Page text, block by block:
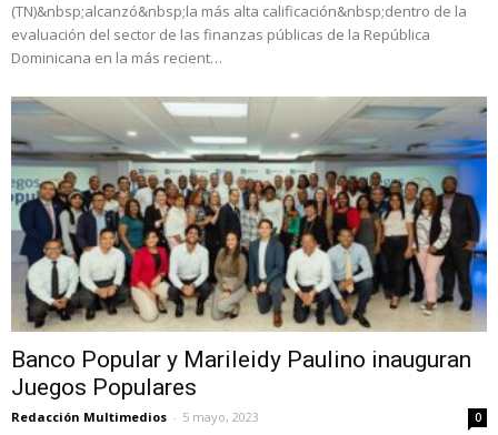
(TN)&nbsp;alcanzó&nbsp;la más alta calificación&nbsp;dentro de la
evaluación del sector de las finanzas públicas de la República
Dominicana en la más recient…
Banco Popular y Marileidy Paulino inauguran
Juegos Populares
Redacción Multimedios - 5 mayo, 2023 0